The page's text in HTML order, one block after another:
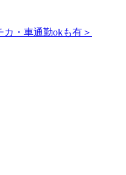
・車通勤okも有＞